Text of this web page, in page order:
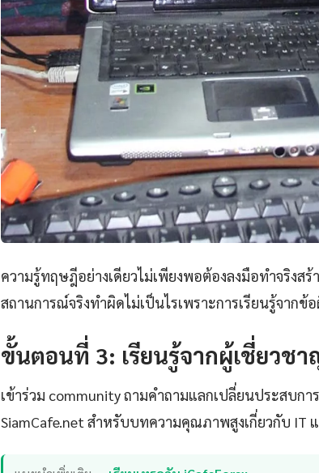
ความรู้ทฤษฎีอย่างเดียวไม่เพียงพอต้องลงมือทำจริงสร้
สถานการณ์จริงทำผิดไม่เป็นไรเพราะการเรียนรู้จาก
ขั้นตอนที่ 3: เรียนรู้จากผู้เชี่ยวชา
เข้าร่วม community ถามคำถามแลกเปลี่ยนประสบก
SiamCafe.net สำหรับบทความคุณภาพสูงเกี่ยวกับ IT